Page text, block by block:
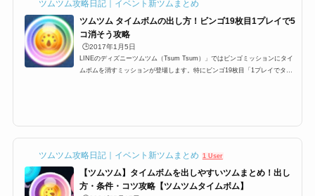
ツムツム攻略日記｜イベント新ツムまとめ
ツムツム タイムボムの出し方！ビンゴ19枚目1プレイで5
コ消そう攻略
🕒️2017年1月5日
LINEのディズニーツムツム（Tsum Tsum）」ではビンゴミッションにタイ
ムボムを消すミッションが登場します。特にビンゴ19枚目「1プレイでタイ
ツムツム攻略日記｜イベント新ツムまとめ 1 User
【ツムツム】タイムボムを出しやすいツムまとめ！出し
方・条件・コツ攻略【ツムツムタイムボム】